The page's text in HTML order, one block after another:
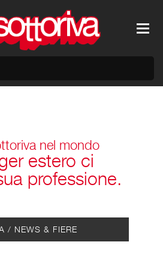
nel mondo
estero ci
professione.
/ NEWS & FIERE